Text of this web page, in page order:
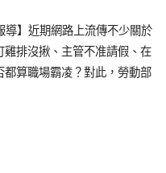
導】近期網路上流傳不少關於
雞排沒揪、主管不准請假、在
算職場霸凌？對此，勞動部